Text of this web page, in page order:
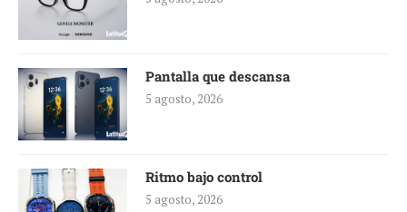
Pantalla que descansa
5 agosto, 2026
Ritmo bajo control
5 agosto, 2026